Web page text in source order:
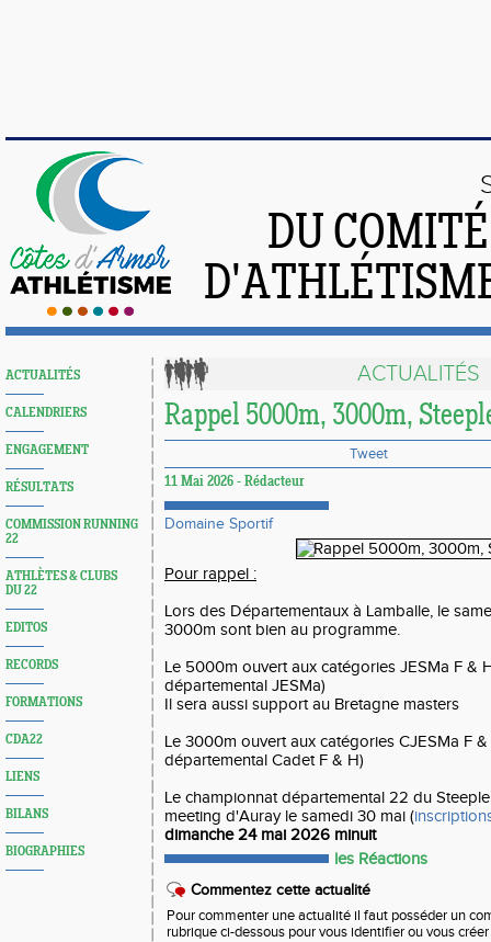
DU
ACTUALITÉS
CALENDRIERS
ENGAGEMENT
RÉSULTATS
COMMISSION RUNNING
22
ATHLÈTES & CLUBS
DU 22
EDITOS
RECORDS
FORMATIONS
CDA22
LIENS
BILANS
BIOGRAPHIES
ACTUALITÉS
Rappel 5000m, 3000m,
Tweet
11 Mai 2026 - Rédacteur
Domaine Sportif
Pour rappel :
Lors des Départementaux à Lamballe, le
3000m sont bien au programme.
Le 5000m ouvert aux catégories JESMa F &
départemental JESMa)
Il sera aussi support au Bretagne masters
Le 3000m ouvert aux catégories CJESMa F
départemental Cadet F & H)
Le championnat départemental 22 du
meeting d'Auray le samedi 30 mai (
dimanche 24 mai 2026 minuit
les Réactions
Commentez cette actualité
Pour commenter une actualité il faut posséder un
rubrique ci-dessous pour vous identifier ou vous